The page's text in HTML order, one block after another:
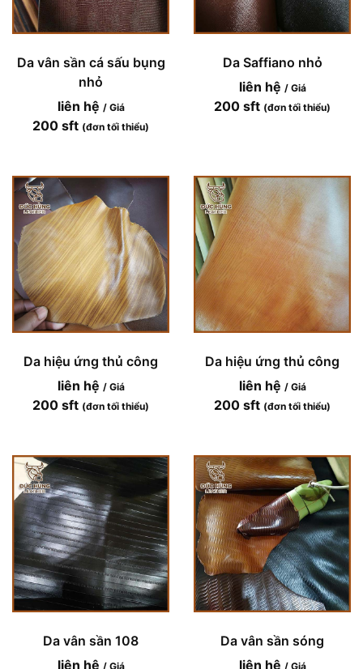
Da vân sần cá sấu bụng
nhỏ
liên hệ / Giá
200 sft (đơn tối thiểu)
Da Saffiano nhỏ
liên hệ / Giá
200 sft (đơn tối thiểu)
Da hiệu ứng thủ công
liên hệ / Giá
200 sft (đơn tối thiểu)
Da hiệu ứng thủ công
liên hệ / Giá
200 sft (đơn tối thiểu)
Da vân sần 108
liên hệ / Giá
Da vân sần sóng
liên hệ / Giá